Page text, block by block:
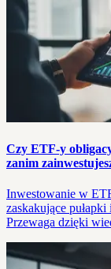
Czy ETF-y
zanim
Inwestowanie w
zaskakujące
Przewaga dzięki